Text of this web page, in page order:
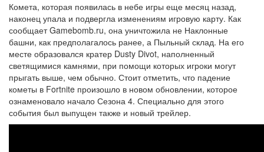
Комета, которая появилась в небе игры еще месяц назад,
наконец упала и подвергла изменениям игровую карту. Как
сообщает Gamebomb.ru, она уничтожила не Наклонные
башни, как предполагалось ранее, а Пыльный склад. На его
месте образовался кратер Dusty Divot, наполненный
светящимися камнями, при помощи которых игроки могут
прыгать выше, чем обычно. Стоит отметить, что падение
кометы в Fortnite произошло в новом обновлении, которое
ознаменовало начало Сезона 4. Специально для этого
события был выпущен также и новый трейлер.